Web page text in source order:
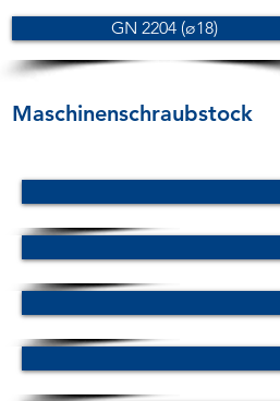
GN 2204 (ø18)
Maschinenschraubstock